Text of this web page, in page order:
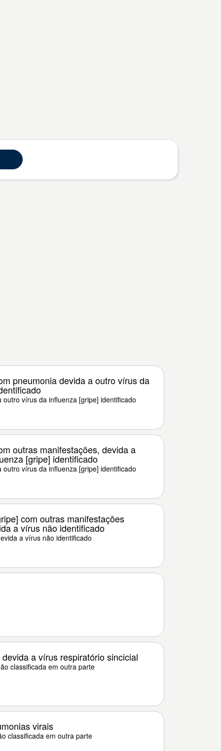
pneumonia devida a outro vírus da
outro vírus da influenza [gripe] identificado
outras manifestações, devida a
[gripe] identificado
outro vírus da influenza [gripe] identificado
com outras manifestações
a vírus não identificado
a vírus não identificado
a vírus respiratório sincicial
classificada em outra parte
virais
classificada em outra parte